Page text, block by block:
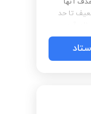
تا حد
آزمون های
که در طی 10 سال تدریس انجام
و با